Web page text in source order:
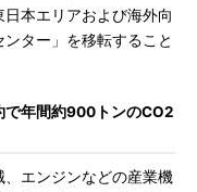
本エリアおよび海外向
ター」を移転すること
で年間約900トンのCO2
エンジンなどの産業機